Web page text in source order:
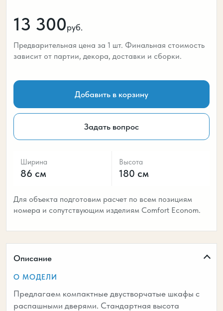
13 300руб.
Предварительная цена за 1 шт. Финальная стоимость
зависит от партии, декора, доставки и сборки.
Добавить в корзину
Задать вопрос
Ширина
86 см
Высота
180 см
Для объекта подготовим расчет по всем позициям
номера и сопутствующим изделиям Comfort Econom.
Описание
О МОДЕЛИ
Предлагаем компактные двустворчатые шкафы с
распашными дверями. Стандартная высота